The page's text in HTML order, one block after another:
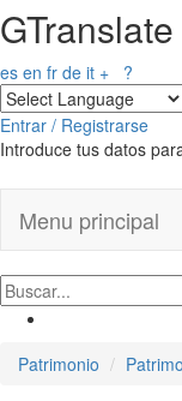
GTranslate
es en fr de it + ?
Entrar / Registrarse
Introduce tus datos
Menu principal
Patrimonio